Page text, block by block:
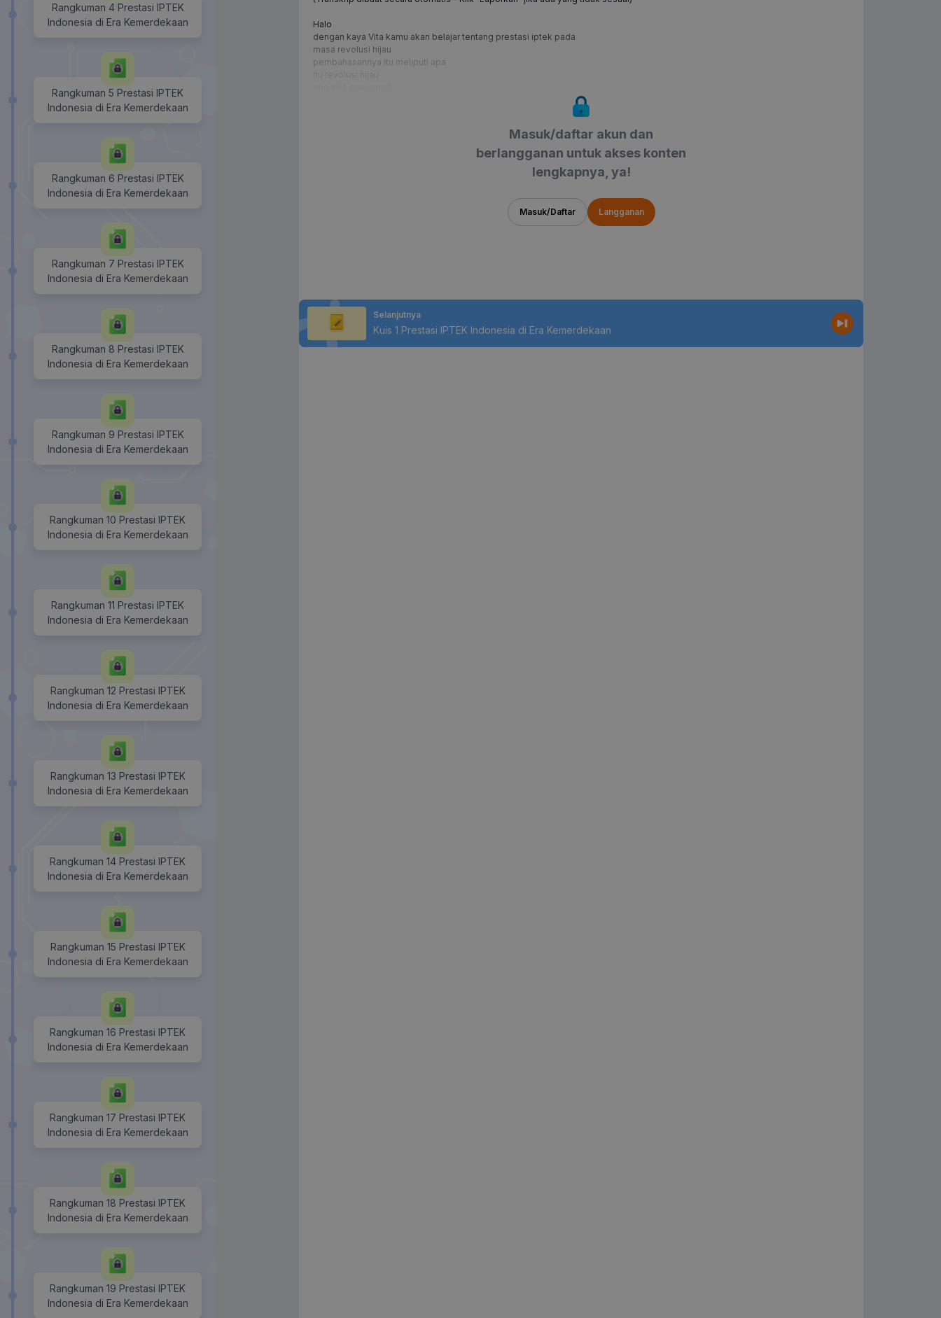
Rangkuman 4 Prestasi IPTEK
Indonesia di Era Kemerdekaan
Rangkuman 5 Prestasi IPTEK
Indonesia di Era Kemerdekaan
Rangkuman 6 Prestasi IPTEK
Indonesia di Era Kemerdekaan
Rangkuman 7 Prestasi IPTEK
Indonesia di Era Kemerdekaan
Rangkuman 8 Prestasi IPTEK
Indonesia di Era Kemerdekaan
Rangkuman 9 Prestasi IPTEK
Indonesia di Era Kemerdekaan
Rangkuman 10 Prestasi IPTEK
Indonesia di Era Kemerdekaan
Rangkuman 11 Prestasi IPTEK
Indonesia di Era Kemerdekaan
Rangkuman 12 Prestasi IPTEK
Indonesia di Era Kemerdekaan
Rangkuman 13 Prestasi IPTEK
Indonesia di Era Kemerdekaan
Rangkuman 14 Prestasi IPTEK
Indonesia di Era Kemerdekaan
Rangkuman 15 Prestasi IPTEK
Indonesia di Era Kemerdekaan
Rangkuman 16 Prestasi IPTEK
Indonesia di Era Kemerdekaan
Rangkuman 17 Prestasi IPTEK
Indonesia di Era Kemerdekaan
Rangkuman 18 Prestasi IPTEK
Indonesia di Era Kemerdekaan
Rangkuman 19 Prestasi IPTEK
Indonesia di Era Kemerdekaan
Halo
dengan kaya Vita kamu akan belajar tentang prestasi iptek pada
masa revolusi hijau
pembahasannya itu meliputi apa
nah revolusi hijau adalah upaya pemerintah dalam meningkatkan hasil pertanian
Masuk/daftar akun dan
berlangganan untuk akses konten
lengkapnya, ya!
Masuk/Daftar Langganan
Selanjutnya
Kuis 1 Prestasi IPTEK Indonesia di Era Kemerdekaan